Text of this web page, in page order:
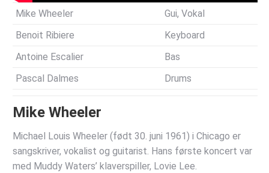
Mike Wheeler
Gui, Vokal
Benoit Ribiere
Keyboard
Antoine Escalier
Bas
Pascal Dalmes
Drums
Mike Wheeler
Michael Louis Wheeler (født 30. juni 1961) i Chicago er
sangskriver, vokalist og guitarist. Hans første koncert var
med Muddy Waters’ klaverspiller, Lovie Lee.